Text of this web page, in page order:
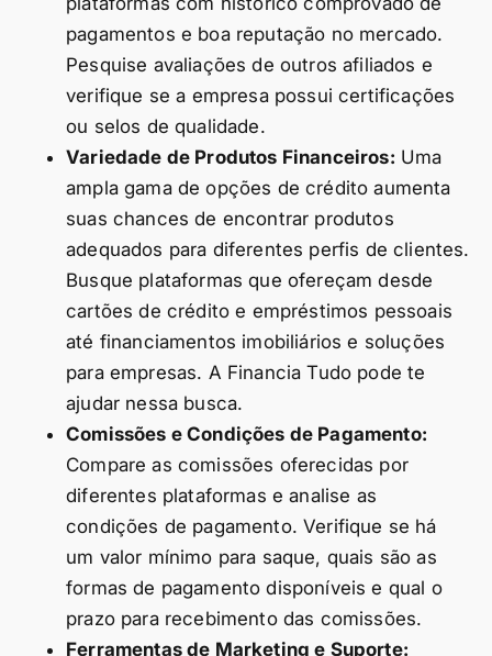
pagamentos e boa reputação no mercado.
Pesquise avaliações de outros afiliados e
verifique se a empresa possui certificações
ou selos de qualidade.
Variedade de Produtos Financeiros: Uma
ampla gama de opções de crédito aumenta
suas chances de encontrar produtos
adequados para diferentes perfis de clientes.
Busque plataformas que ofereçam desde
cartões de crédito e empréstimos pessoais
até financiamentos imobiliários e soluções
para empresas. A Financia Tudo pode te
ajudar nessa busca.
Comissões e Condições de Pagamento:
Compare as comissões oferecidas por
diferentes plataformas e analise as
condições de pagamento. Verifique se há
um valor mínimo para saque, quais são as
formas de pagamento disponíveis e qual o
prazo para recebimento das comissões.
Ferramentas de Marketing e Suporte: